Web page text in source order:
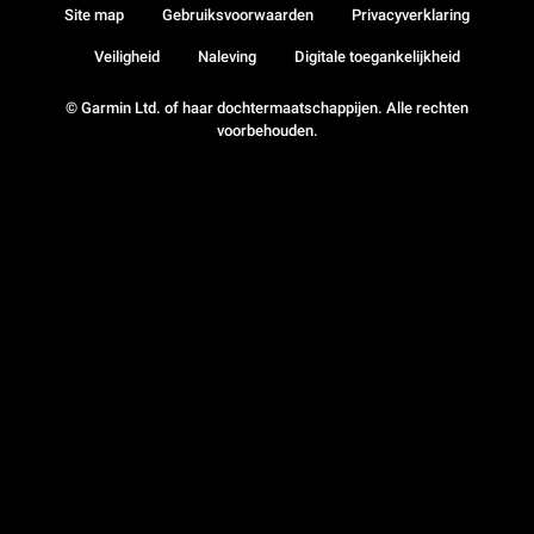
© Garmin Ltd. of haar dochtermaatschappijen. Alle rechten
voorbehouden.
Site map Gebruiksvoorwaarden Privacyverklaring
Veiligheid Naleving Digitale toegankelijkheid